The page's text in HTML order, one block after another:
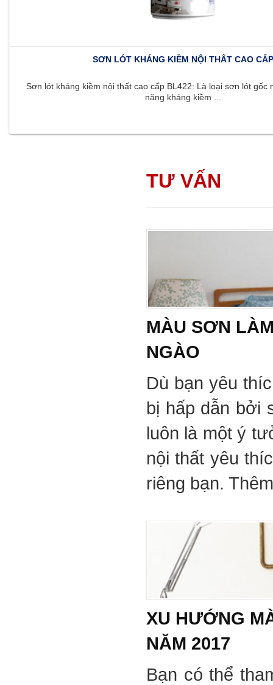
SƠN LÓT KHÁNG KIỀM NỘI THẤT CAO CẤP
Sơn lót kháng kiềm nội thất cao cấp BL422: Là loại sơn lót gốc
năng kháng kiềm ...
TƯ VẤN
MÀU SƠN
NGÀO
Dù bạn yêu
bị hấp dẫn bởi
luôn là một ý
nội thất yêu
riêng bạn.
XU HƯỚNG
NĂM 2017
Bạn có thể